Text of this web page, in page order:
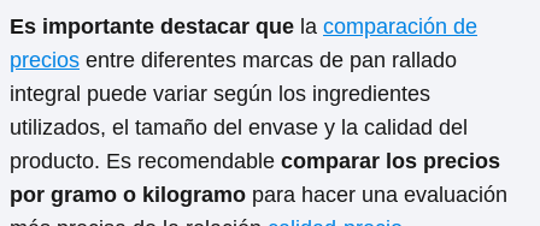
Es importante destacar que la comparación de
precios entre diferentes marcas de pan rallado
integral puede variar según los ingredientes
utilizados, el tamaño del envase y la calidad del
producto. Es recomendable comparar los precios
por gramo o kilogramo para hacer una evaluación